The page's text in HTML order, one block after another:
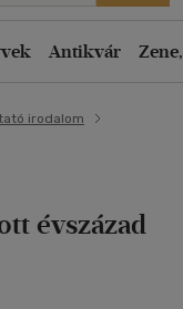
Antikvár
irodalom
évszázad